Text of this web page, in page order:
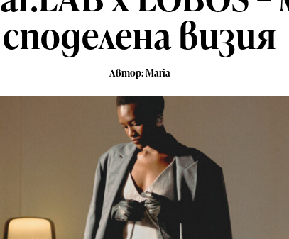
споделена визия
Автор: Maria